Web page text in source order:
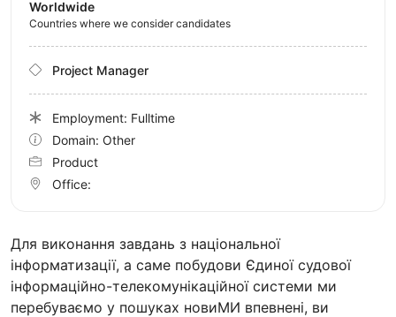
Для виконання завдань з національної
інформатизації, а саме побудови Єдиної судової
інформаційно-телекомунікаційної системи ми
перебуваємо у пошуках новиМИ впевнені, ви
Worldwide
Countries where we consider candidates
Project Manager
Employment: Fulltime
Domain: Other
Product
Office: